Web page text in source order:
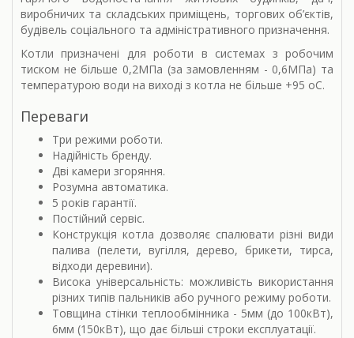
виробничих та складських приміщень, торгових об’єктів,
будівель соціального та адміністративного призначення.
Котли призначені для роботи в системах з робочим
тиском не більше 0,2МПа (за замовленням - 0,6МПа) та
температурою води на виході з котла не більше +95 оС.
Переваги
Три режими роботи.
Надійність бренду.
Дві камери згоряння.
Розумна автоматика.
5 років гарантії.
Постійний сервіс.
Конструкція котла дозволяє спалювати різні види
палива (пелети, вугілля, дерево, брикети, тирса,
відходи деревини).
Висока універсальність: можливість використання
різних типів пальників або ручного режиму роботи.
Товщина стінки теплообмінника - 5мм (до 100кВт),
6мм (150кВт), що дає більші строки експлуатації.